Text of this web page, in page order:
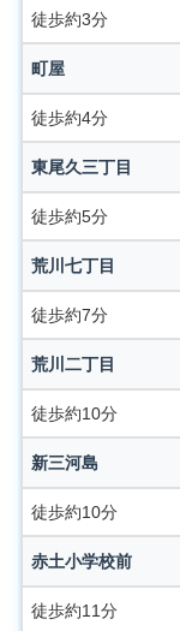
徒歩約3分
町屋
徒歩約4分
東尾久三丁目
徒歩約5分
荒川七丁目
徒歩約7分
荒川二丁目
徒歩約10分
新三河島
徒歩約10分
赤土小学校前
徒歩約11分